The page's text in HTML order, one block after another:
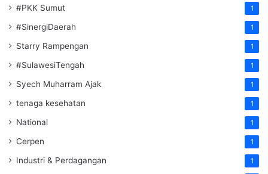
#PKK Sumut 1
#SinergiDaerah 1
Starry Rampengan 1
#SulawesiTengah 1
Syech Muharram Ajak 1
tenaga kesehatan 1
National 1
Cerpen 1
Industri & Perdagangan 1